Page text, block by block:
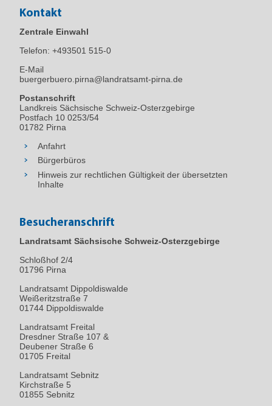
Kontakt
Zentrale Einwahl
Telefon: +493501 515-0
E-Mail
buergerbuero.pirna@landratsamt-pirna.de
Postanschrift
Landkreis Sächsische Schweiz-Osterzgebirge
Postfach 10 0253/54
01782 Pirna
Anfahrt
Bürgerbüros
Hinweis zur rechtlichen Gültigkeit der übersetzten
Inhalte
Besucheranschrift
Landratsamt Sächsische Schweiz-Osterzgebirge
Schloßhof 2/4
01796 Pirna
Landratsamt Dippoldiswalde
Weißeritzstraße 7
01744 Dippoldiswalde
Landratsamt Freital
Dresdner Straße 107 &
Deubener Straße 6
01705 Freital
Landratsamt Sebnitz
Kirchstraße 5
01855 Sebnitz